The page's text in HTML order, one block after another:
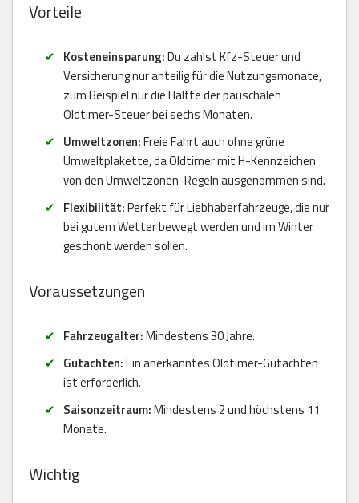
Vorteile
Kosteneinsparung:Du zahlst Kfz-Steuer und
Versicherung nur anteilig für die Nutzungsmonate,
zum Beispiel nur die Hälfte der pauschalen
Oldtimer-Steuer bei sechs Monaten.
Umweltzonen:Freie Fahrt auch ohne grüne
Umweltplakette, da Oldtimer mit H-Kennzeichen
von den Umweltzonen-Regeln ausgenommen sind.
Flexibilität:Perfekt für Liebhaberfahrzeuge, die nur
bei gutem Wetter bewegt werden und im Winter
geschont werden sollen.
Voraussetzungen
Fahrzeugalter:Mindestens 30 Jahre.
Gutachten:Ein anerkanntes Oldtimer-Gutachten
ist erforderlich.
Saisonzeitraum:Mindestens 2 und höchstens 11
Monate.
Wichtig